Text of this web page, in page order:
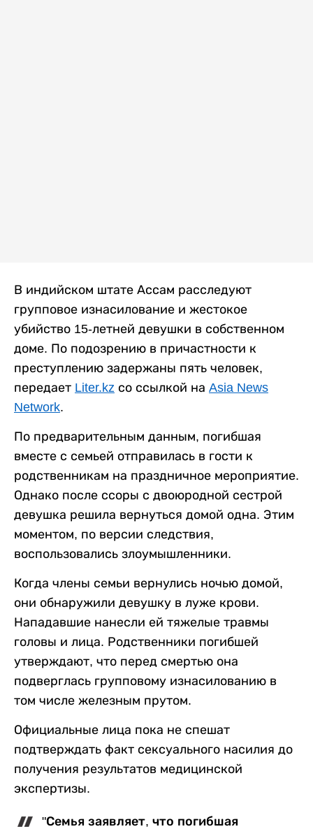
В индийском штате Ассам расследуют
групповое изнасилование и жестокое
убийство 15-летней девушки в собственном
доме. По подозрению в причастности к
преступлению задержаны пять человек,
передает Liter.kz со ссылкой на Asia News
Network.
По предварительным данным, погибшая
вместе с семьей отправилась в гости к
родственникам на праздничное мероприятие.
Однако после ссоры с двоюродной сестрой
девушка решила вернуться домой одна. Этим
моментом, по версии следствия,
воспользовались злоумышленники.
Когда члены семьи вернулись ночью домой,
они обнаружили девушку в луже крови.
Нападавшие нанесли ей тяжелые травмы
головы и лица. Родственники погибшей
утверждают, что перед смертью она
подверглась групповому изнасилованию в
том числе железным прутом.
Официальные лица пока не спешат
подтверждать факт сексуального насилия до
получения результатов медицинской
экспертизы.
"Семья заявляет, что погибшая